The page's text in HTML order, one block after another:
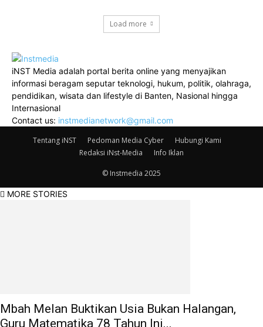
Load more
iNST Media adalah portal berita online yang menyajikan
informasi beragam seputar teknologi, hukum, politik, olahraga,
pendidikan, wisata dan lifestyle di Banten, Nasional hingga
Internasional
Contact us: instmedianetwork@gmail.com
Tentang iNST
Pedoman Media Cyber
Hubungi Kami
Redaksi iNst-Media
Info Iklan
© Instmedia 2025
MORE STORIES
Mbah Melan Buktikan Usia Bukan Halangan,
Guru Matematika 78 Tahun Ini...